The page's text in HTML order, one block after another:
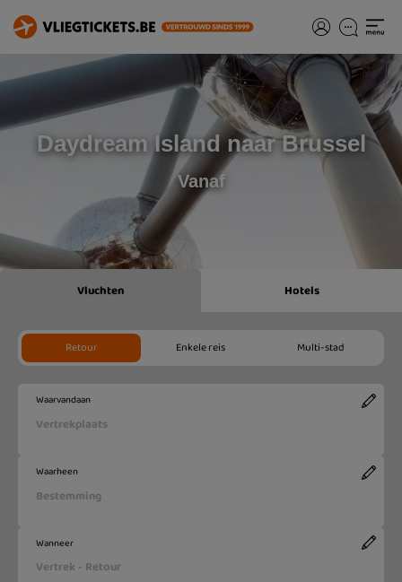
Daydream Island naar Brussel
Vanaf